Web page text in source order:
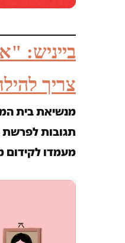
בייניש:
צריך
מנשיאת בית
תגובות לפרשת
מעמדו לקידום